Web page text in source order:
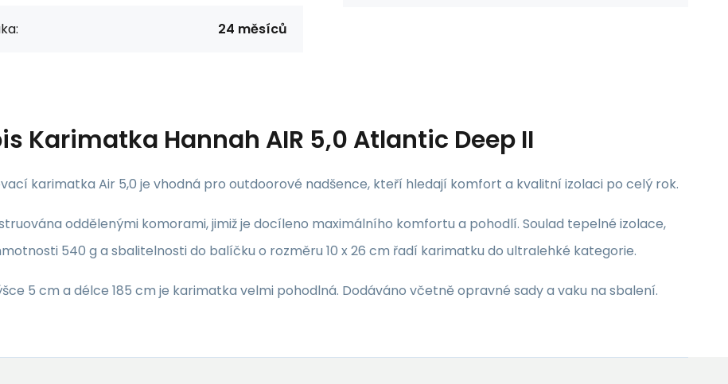
24 měsíců
Karimatka Hannah AIR 5,0 Atlantic Deep II
karimatka Air 5,0 je vhodná pro outdoorové nadšence, kteří hledají komfort a kvalitní izolaci po celý rok.
oddělenými komorami, jimiž je docíleno maximálního komfortu a pohodlí. Soulad tepelné izolace,
540 g a sbalitelnosti do balíčku o rozměru 10 x 26 cm řadí karimatku do ultralehké kategorie.
5 cm a délce 185 cm je karimatka velmi pohodlná. Dodáváno včetně opravné sady a vaku na sbalení.